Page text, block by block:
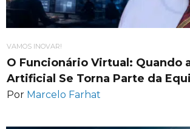
VAMOS INOVAR!
O Funcionário Virtual: Quando
Artificial Se Torna Parte da
Por Marcelo Farhat